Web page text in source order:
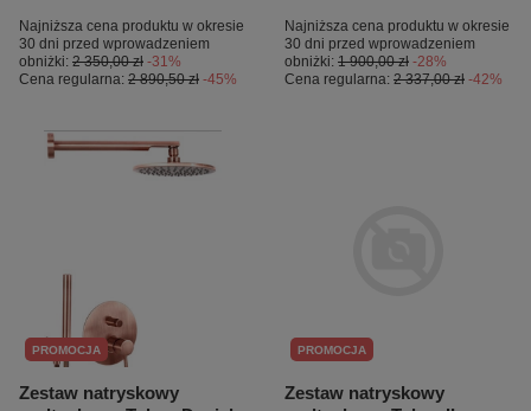
Najniższa cena produktu w okresie
30 dni przed wprowadzeniem
obniżki: 2 350,00 zł -31%
Cena regularna: 2 890,50 zł -45%
Najniższa cena produktu w okresie
30 dni przed wprowadzeniem
obniżki: 1 900,00 zł -28%
Cena regularna: 2 337,00 zł -42%
PROMOCJA
Zestaw natryskowy
PROMOCJA
Zestaw natryskowy